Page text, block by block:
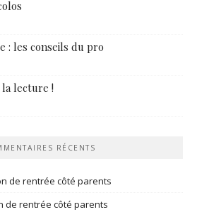
: les conseils du pro
la lecture !
RÉCENTS
de rentrée côté parents
de rentrée côté parents